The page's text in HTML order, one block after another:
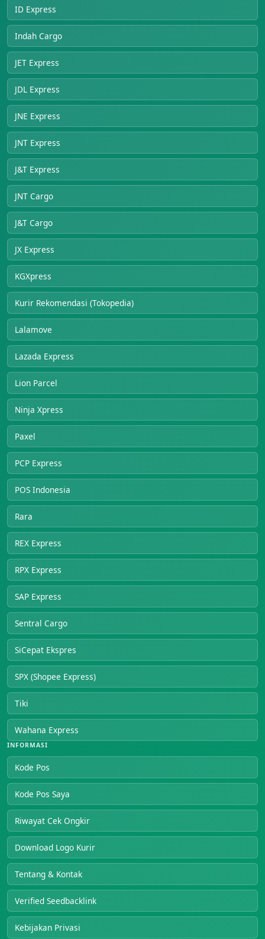
ID Express
Indah Cargo
JET Express
JDL Express
JNE Express
JNT Express
J&T Express
JNT Cargo
J&T Cargo
JX Express
KGXpress
Kurir Rekomendasi (Tokopedia)
Lalamove
Lazada Express
Lion Parcel
Ninja Xpress
Paxel
PCP Express
POS Indonesia
Rara
REX Express
RPX Express
SAP Express
Sentral Cargo
SiCepat Ekspres
SPX (Shopee Express)
Tiki
Wahana Express
INFORMASI
Kode Pos
Kode Pos Saya
Riwayat Cek Ongkir
Download Logo Kurir
Tentang & Kontak
Verified Seedbacklink
Kebijakan Privasi